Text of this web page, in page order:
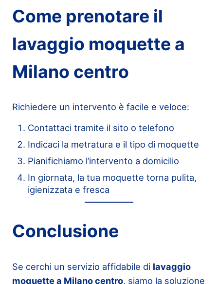
Come prenotare il
lavaggio moquette a
Milano centro
Richiedere un intervento è facile e veloce:
Contattaci tramite il sito o telefono
Indicaci la metratura e il tipo di moquette
Pianifichiamo l’intervento a domicilio
In giornata, la tua moquette torna pulita,
igienizzata e fresca
Conclusione
Se cerchi un servizio affidabile di lavaggio
moquette a Milano centro, siamo la soluzione